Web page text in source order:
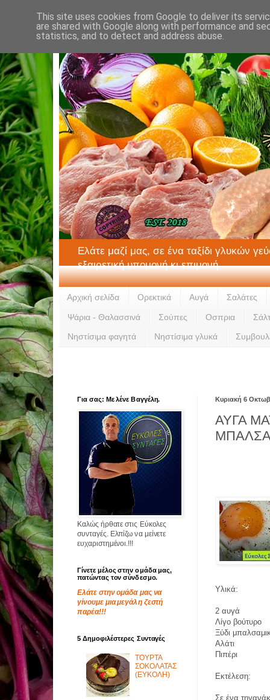
Ελάτε μαζί μας, σε ένα ταξίδι γλυκών
εξαιρετική υπομονή κι επιμονή.
Αρχική σελίδα Ορεκτικά Αυγά Σαλάτες
Ψάρια - Θαλασσινά Σούπες Οσπρια
Νηστίσιμα φαγητά Νηστίσιμα γλυκά
Κυριακή 6
ΑΥΓΑ
Υλικά:
2 αυγά
Λίγο βούτυρο
Ξύδι
Αλάτι
Πιπέρι
Εκτέλεση:
Σε ένα
Για σας: Με λένε Βαγγέλη.
Καλώς ήρθατε στις Εύκολες
συνταγές. Ελπίζω να μείνετε
ευχαριστημένοι.!!!
Γίνετε μέλος στην ομάδα μας,
πατώντας τον σύνδεσμο.
Ελάτε στην ομάδα μας να
γίνουμε μια μεγάλη ζεστή
παρέα!!!
5 Δημοφιλέστερες Συνταγές
ΤΟΥΡΤΑ
ΣΟΚΟΛΑΤΑΣ
(ΕΥΚΟΛΗ)
This site uses cookies from Google to deliver its
are shared with Google along with performance and
statistics, and to detect and address abuse.